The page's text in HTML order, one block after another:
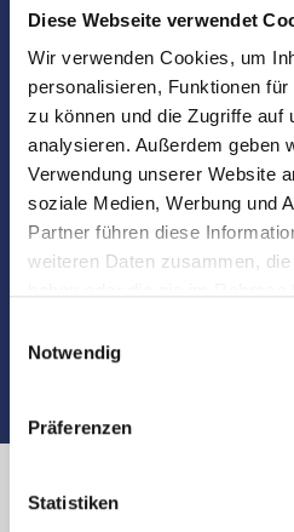
Diese Webseite verwendet
Wir verwenden Cookies, um
personalisieren, Funktionen
zu können und die Zugriffe auf
analysieren. Außerdem geben
Verwendung unserer Website
soziale Medien, Werbung und
Partner führen diese
weiteren Daten zusammen,
Notwendig
Präferenzen
Statistiken
Notartermins
Marktdaten
Besichtigungen
Begleitung und
Übergabe